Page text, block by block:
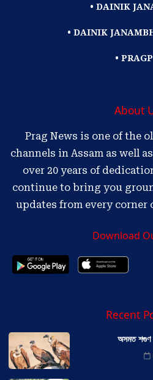
• DAINIK
• DAINIK
•
About
Prag News is one of the
channels in Assam as well
over 20 years of
continue to bring you
updates from every corner
Download
Recent
অসমত শগুণ